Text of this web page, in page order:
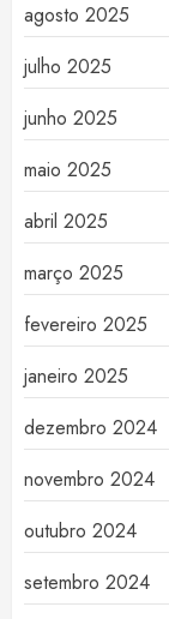
agosto 2025
julho 2025
junho 2025
maio 2025
abril 2025
março 2025
fevereiro 2025
janeiro 2025
dezembro 2024
novembro 2024
outubro 2024
setembro 2024